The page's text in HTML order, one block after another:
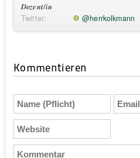
Dozent/in
Twitter:
@herrkolkmann
Kommentieren
Name
(Pflicht)
Email
(bleibt
Website
Kommentar